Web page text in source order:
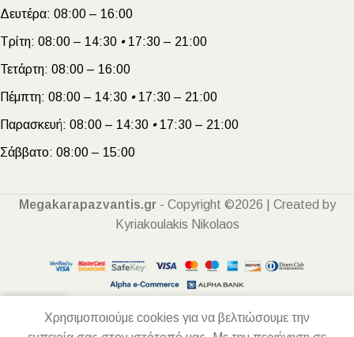
Δευτέρα: 08:00 – 16:00
Τρίτη: 08:00 – 14:30 •17:30 – 21:00
Τετάρτη: 08:00 – 16:00
Πέμπτη: 08:00 – 14:30 •17:30 – 21:00
Παρασκευή: 08:00 – 14:30 •17:30 – 21:00
Σάββατο: 08:00 – 15:00
Megakarapazvantis.gr- Copyright ©2026 | Created by
Kyriakoulakis Nikolaos
Ο λογαριασμός μου
Χρησιμοποιούμε cookies για να βελτιώσουμε την